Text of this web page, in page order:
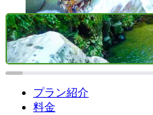
プラン紹介
料金